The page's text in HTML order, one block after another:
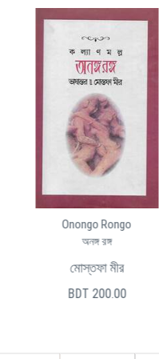
Onongo Rongo
অনঙ্গ রঙ্গ
মোস্তফা মীর
BDT 200.00